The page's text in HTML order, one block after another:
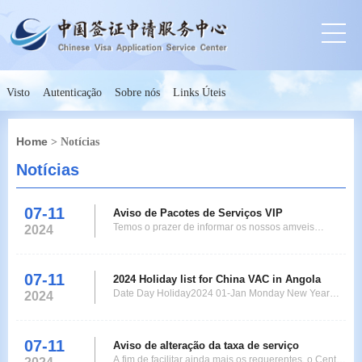
Visto Autenticação Sobre nós Links Úteis
Home > Notícias
Notícias
07-11
2024
Aviso de Pacotes de Serviços VIP
Temos o prazer de informar os nossos amveis
contedo de servio VIP e fornecer os seguintes
pacotes de servios VIP: Menu 1 VIP Normal
07-11
2024
2024 Holiday list for China VAC in Angola
Date Day Holiday2024 01-Jan Monday New Year
Festival (CHINA) 15-Feb Thursday Spring Festival
(CHINA) 08-Mar Friday International Womens Day 2
07-11 Aviso de alteração da taxa de serviço
A fim de facilitar ainda mais os requerentes, o Centro